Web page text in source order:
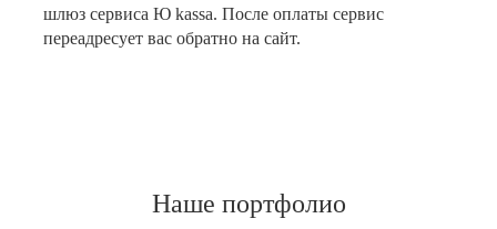
шлюз сервиса Ю kassa. После оплаты сервис
переадресует вас обратно на сайт.
Наше портфолио